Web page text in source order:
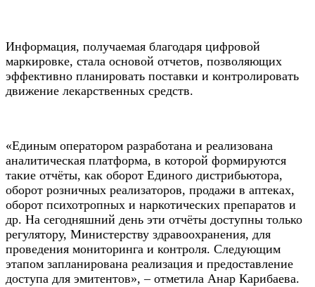
Информация, получаемая благодаря цифровой
маркировке, стала основой отчетов, позволяющих
эффективно планировать поставки и контролировать
движение лекарственных средств.
«Единым оператором разработана и реализована
аналитическая платформа, в которой формируются
такие отчёты, как оборот Единого дистрибьютора,
оборот розничных реализаторов, продажи в аптеках,
оборот психотропных и наркотических препаратов и
др. На сегодняшний день эти отчёты доступны только
регулятору, Министерству здравоохранения, для
проведения мониторинга и контроля. Следующим
этапом запланирована реализация и предоставление
доступа для эмитентов», – отметила Анар Карибаева.